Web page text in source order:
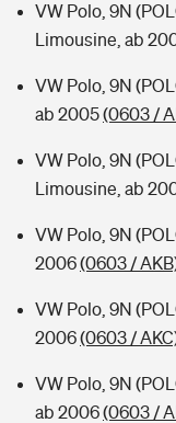
VW Polo, 9N
Limousine, ab
VW Polo, 9N
ab 2005(0603 /
VW Polo, 9N
Limousine, ab
VW Polo, 9N
2006(0603 /
VW Polo, 9N
2006(0603 /
VW Polo, 9N
ab 2006(0603 /